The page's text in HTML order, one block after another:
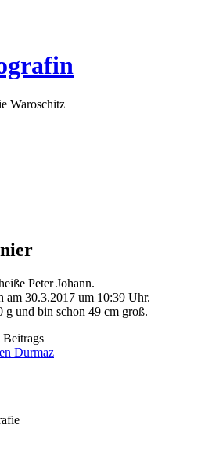
Waroschitz
Peter Johann.
am 30.3.2017 um 10:39 Uhr.
g und bin schon 49 cm groß.
Durmaz